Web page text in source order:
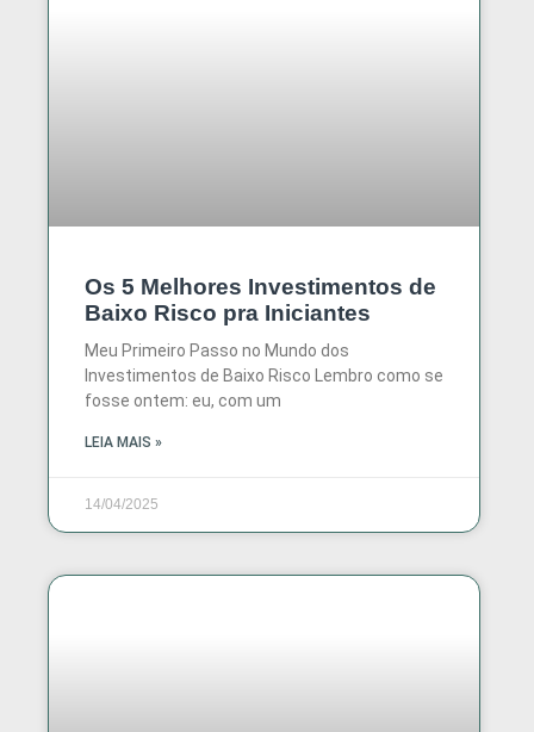
Os 5 Melhores Investimentos de
Baixo Risco pra Iniciantes
Meu Primeiro Passo no Mundo dos
Investimentos de Baixo Risco Lembro como se
fosse ontem: eu, com um
LEIA MAIS »
14/04/2025